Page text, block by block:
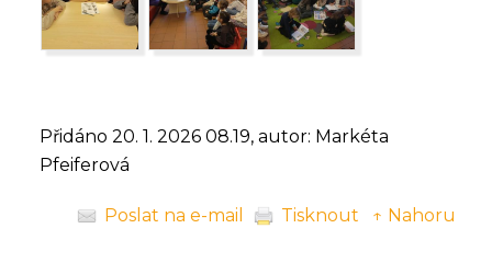
Přidáno 20. 1. 2026 08.19, autor: Markéta
Pfeiferová
Poslat na e-mail Tisknout ↑ Nahoru